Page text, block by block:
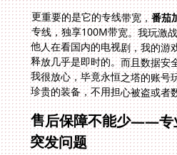
更重要的是它的专线带宽，番茄
珍贵的装备，不用担心被盗或者
售后保障不能少——专
突发问题